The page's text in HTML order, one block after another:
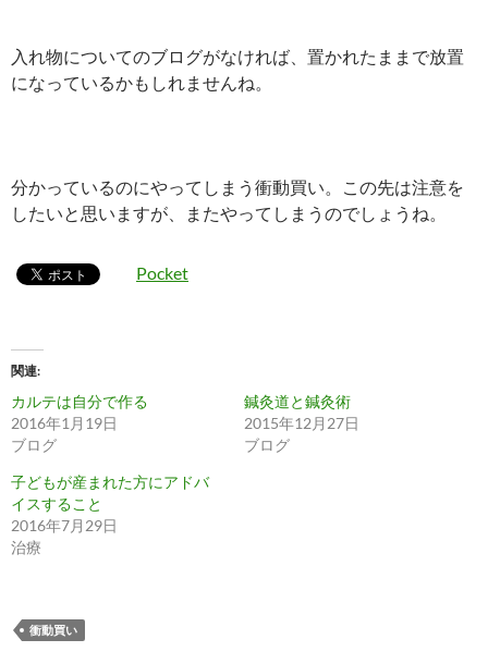
入れ物についてのブログがなければ、置かれたままで放置
になっているかもしれませんね。
分かっているのにやってしまう衝動買い。この先は注意を
したいと思いますが、またやってしまうのでしょうね。
Pocket
関連
カルテは自分で作る
2016年1月19日
ブログ
鍼灸道と鍼灸術
2015年12月27日
ブログ
子どもが産まれた方にアドバ
イスすること
2016年7月29日
治療
衝動買い